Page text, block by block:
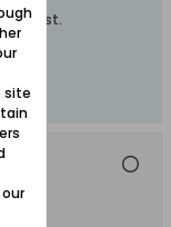
ist.
site